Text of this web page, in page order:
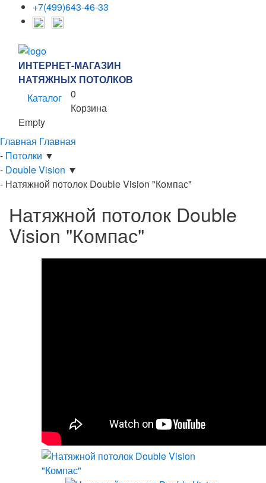
+7(499)643-46-33
ИНТЕРНЕТ-МАГАЗИН
НАТЯЖНЫХ ПОТОЛКОВ
Каталог
0
Корзина
Empty
Главная Главная
- Потолки ▼
- Double Vision ▼
- Натяжной потолок Double Vision "Компас"
Натяжной потолок Double
Vision "Компас"